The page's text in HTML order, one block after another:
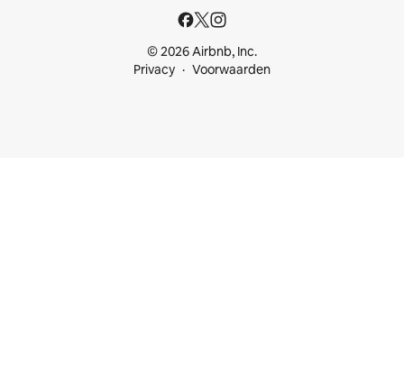
© 2026 Airbnb, Inc.
Privacy
Voorwaarden